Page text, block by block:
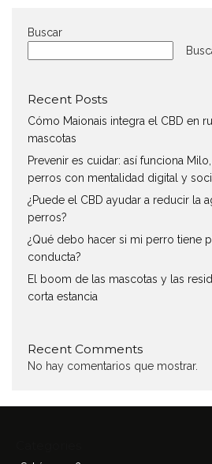
Buscar
Recent Posts
Cómo Maionais integra el CBD en
mascotas
Prevenir es cuidar: así funciona
perros con mentalidad digital y
¿Puede el CBD ayudar a reducir la
perros?
¿Qué debo hacer si mi perro tiene
conducta?
El boom de las mascotas y las
corta estancia
Recent Comments
No hay comentarios que mostrar.